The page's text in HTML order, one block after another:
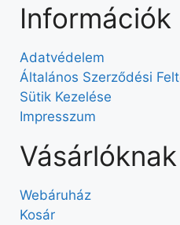
Információk
Adatvédelem
Általános Szerződési
Sütik Kezelése
Impresszum
Vásárlóknak
Webáruház
Kosár